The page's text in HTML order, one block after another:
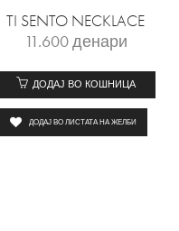
TI SENTO NECKLACE
11.600денари
ДОДАЈ ВО КОШНИЦА
ДОДАЈ ВО ЛИСТАТА НА ЖЕЛБИ